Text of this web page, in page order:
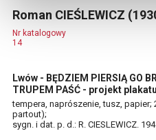
Roman CIEŚLEWICZ
Nr katalogowy
14
Lwów - BĘDZIEM PIERSIĄ GO
TRUPEM PAŚĆ - projekt plakatu
tempera, naprószenie, tusz, papier;
partout);
sygn. i dat. p. d.: R. CIESLEWICZ.